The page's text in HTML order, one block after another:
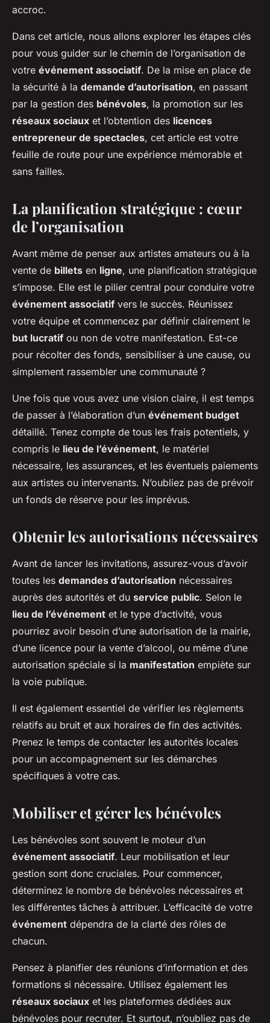
accroc.
Dans cet article, nous allons explorer les étapes clés
pour vous guider sur le chemin de l’organisation de
votre événement associatif. De la mise en place de
la sécurité à la demande d’autorisation, en passant
par la gestion des bénévoles, la promotion sur les
réseaux sociaux et l’obtention des licences
entrepreneur de spectacles, cet article est votre
feuille de route pour une expérience mémorable et
sans failles.
La planification stratégique : cœur
de l’organisation
Avant même de penser aux artistes amateurs ou à la
vente de billets en ligne, une planification stratégique
s’impose. Elle est le pilier central pour conduire votre
événement associatif vers le succès. Réunissez
votre équipe et commencez par définir clairement le
but lucratif ou non de votre manifestation. Est-ce
pour récolter des fonds, sensibiliser à une cause, ou
simplement rassembler une communauté ?
Une fois que vous avez une vision claire, il est temps
de passer à l’élaboration d’un événement budget
détaillé. Tenez compte de tous les frais potentiels, y
compris le lieu de l’événement, le matériel
nécessaire, les assurances, et les éventuels paiements
aux artistes ou intervenants. N’oubliez pas de prévoir
un fonds de réserve pour les imprévus.
Obtenir les autorisations nécessaires
Avant de lancer les invitations, assurez-vous d’avoir
toutes les demandes d’autorisation nécessaires
auprès des autorités et du service public. Selon le
lieu de l’événement et le type d’activité, vous
pourriez avoir besoin d’une autorisation de la mairie,
d’une licence pour la vente d’alcool, ou même d’une
autorisation spéciale si la manifestation empiète sur
la voie publique.
Il est également essentiel de vérifier les règlements
relatifs au bruit et aux horaires de fin des activités.
Prenez le temps de contacter les autorités locales
pour un accompagnement sur les démarches
spécifiques à votre cas.
Mobiliser et gérer les bénévoles
Les bénévoles sont souvent le moteur d’un
événement associatif. Leur mobilisation et leur
gestion sont donc cruciales. Pour commencer,
déterminez le nombre de bénévoles nécessaires et
les différentes tâches à attribuer. L’efficacité de votre
événement dépendra de la clarté des rôles de
chacun.
Pensez à planifier des réunions d’information et des
formations si nécessaire. Utilisez également les
réseaux sociaux et les plateformes dédiées aux
bénévoles pour recruter. Et surtout, n’oubliez pas de